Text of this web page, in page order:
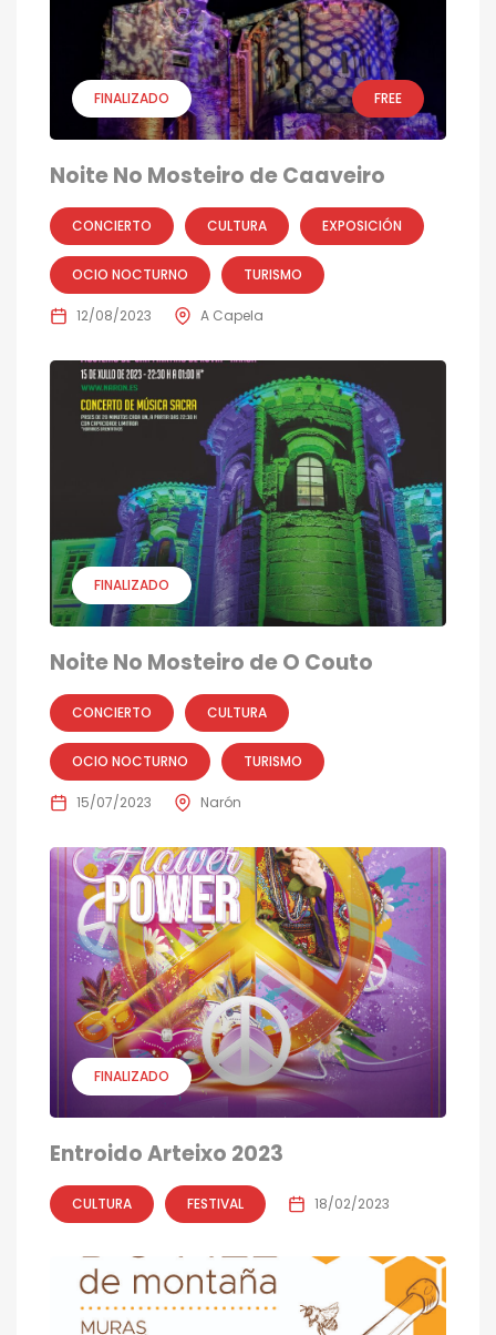
FINALIZADO FREE
Noite No Mosteiro de Caaveiro
CONCIERTO CULTURA EXPOSICIÓN
OCIO NOCTURNO TURISMO
12/08/2023 A Capela
FINALIZADO
Noite No Mosteiro de O Couto
CONCIERTO CULTURA
OCIO NOCTURNO TURISMO
15/07/2023 Narón
FINALIZADO
Entroido Arteixo 2023
CULTURA FESTIVAL 18/02/2023